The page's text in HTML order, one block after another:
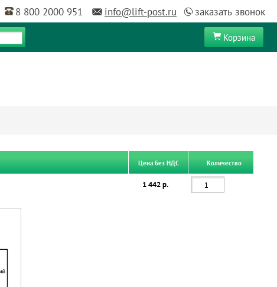
8 800 2000 951 info@lift-post.ru заказать звонок
Корзина
Цена без НДС Количество
1 442 р.